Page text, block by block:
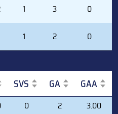
1 3 0
1 2 0
SVS GA GAA
SVS GA GAA
0 2
3.00